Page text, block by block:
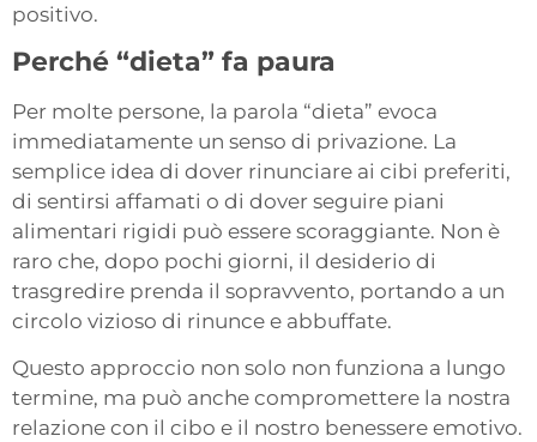
positivo.
Perché “dieta” fa paura
Per molte persone, la parola “dieta” evoca
immediatamente un senso di privazione. La
semplice idea di dover rinunciare ai cibi preferiti,
di sentirsi affamati o di dover seguire piani
alimentari rigidi può essere scoraggiante. Non è
raro che, dopo pochi giorni, il desiderio di
trasgredire prenda il sopravvento, portando a un
circolo vizioso di rinunce e abbuffate.
Questo approccio non solo non funziona a lungo
termine, ma può anche compromettere la nostra
relazione con il cibo e il nostro benessere emotivo.